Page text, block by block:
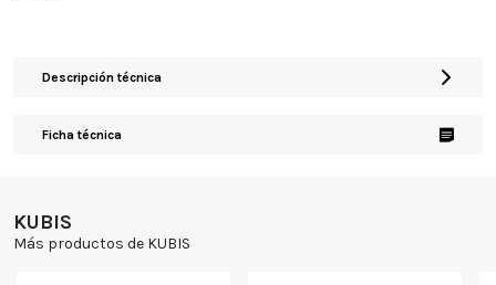
Descripción técnica
Ficha técnica
KUBIS
Más productos de KUBIS